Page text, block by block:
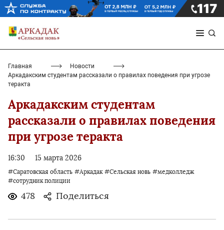
Главная
Новости
Аркадакским студентам рассказали о правилах поведения при угрозе
теракта
Аркадакским студентам
рассказали о правилах поведения
при угрозе теракта
16:30 15 марта 2026
#Саратовская область #Аркадак #Сельская новь #медколледж
#сотрудник полиции
478 Поделиться